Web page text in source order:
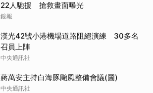
22人馳援 搶救畫面曝光
鏡報
漢光42號小港機場道路阻絕演練 30多名
召員上陣
中央通訊社
蔣萬安主持白海豚颱風整備會議(圖)
中央通訊社